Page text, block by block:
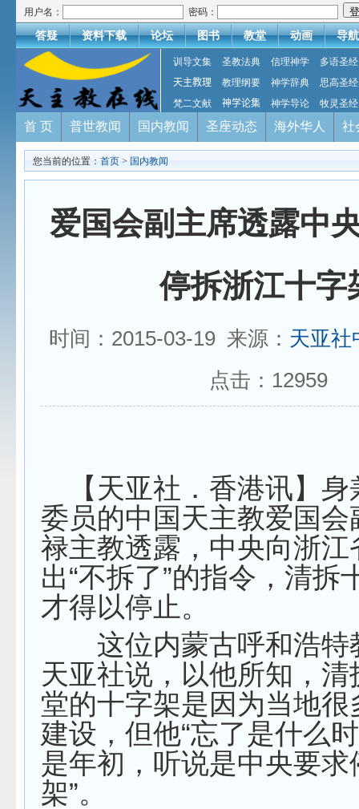
用户名： 密码：
答疑 资料下载 论坛 图书 教堂 动画 导航
训导文集 圣教法典 信理神学
多语圣经
天主教理
教理纲要 神学辞典
思高圣经
梵二文献
神学论集 神学导论 牧灵圣经
首 页 普世教闻 国内教闻 圣座动态 海外华人 社
您当前的位置： 首页 > 国内教闻
爱国会副主席透露中
停拆浙江十字
时间：2015-03-19 来源： 天亚社
点击： 12959
【天亚社．香港讯】身
委员的中国天主教爱国会
禄主教透露，中央向浙江
出“不拆了”的指令，清拆
才得以停止。
这位内蒙古呼和浩特
天亚社说，以他所知，清
堂的十字架是因为当地很
建设，但他“忘了是什么
是年初，听说是中央要求
架”。